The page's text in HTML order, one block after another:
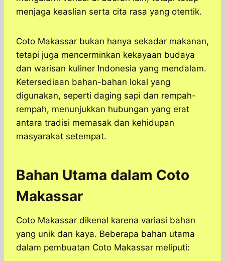
menjaga keaslian serta cita rasa yang otentik.
Coto Makassar bukan hanya sekadar makanan,
tetapi juga mencerminkan kekayaan budaya
dan warisan kuliner Indonesia yang mendalam.
Ketersediaan bahan-bahan lokal yang
digunakan, seperti daging sapi dan rempah-
rempah, menunjukkan hubungan yang erat
antara tradisi memasak dan kehidupan
masyarakat setempat.
Bahan Utama dalam Coto
Makassar
Coto Makassar dikenal karena variasi bahan
yang unik dan kaya. Beberapa bahan utama
dalam pembuatan Coto Makassar meliputi: